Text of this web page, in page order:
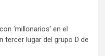
‘millonarios’ en el
tercer lugar del grupo D de